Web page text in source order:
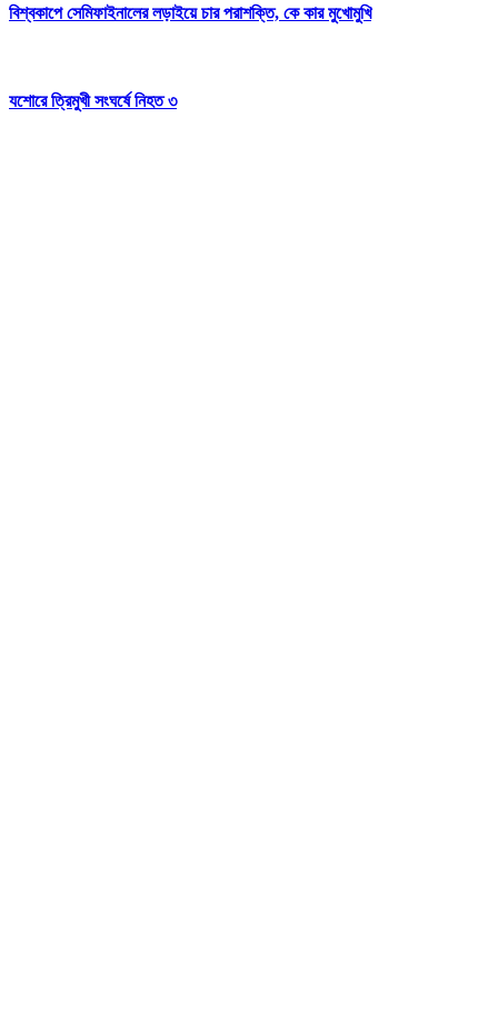
বিশ্বকাপে সেমিফাইনালের লড়াইয়ে চার পরাশক্তি, কে কার মুখোমুখি
যশোরে ত্রিমুখী সংঘর্ষে নিহত ৩